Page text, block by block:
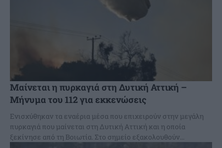
Μαίνεται η πυρκαγιά στη Δυτική Αττική –
Μήνυμα του 112 για εκκενώσεις
Ενισχύθηκαν τα εναέρια μέσα που επιχειρούν στην μεγάλη
πυρκαγιά που μαίνεται στη Δυτική Αττική και η οποία
ξεκίνησε από τη Βοιωτία. Στο σημείο εξακολουθούν...